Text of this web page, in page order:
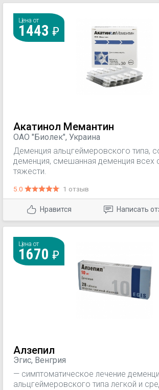
Цена от
1443
Акатинол Мемантин
ОАО "Биолек", Украина
Деменция альцгеймеровского типа,
деменция, смешанная деменция всех
тяжести.
5.0 1 отзыв
Нравится Написать
Цена от
1670
Алзепил
Эгис, Венгрия
— симптоматическое лечение
альцгеймеровского типа легкой и